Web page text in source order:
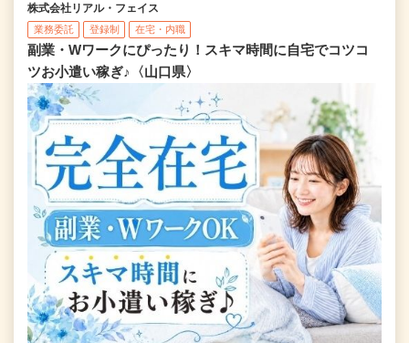
株式会社リアル・フェイス
業務委託 登録制 在宅・内職
副業・Wワークにぴったり！スキマ時間に自宅でコツコ
ツお小遣い稼ぎ♪〈山口県〉